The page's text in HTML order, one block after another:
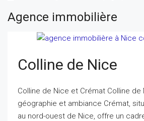
Agence immobilière
Colline de Nice
Colline de Nice et Crémat Colline de
géographie et ambiance Crémat,
au nord-ouest de Nice, offre un